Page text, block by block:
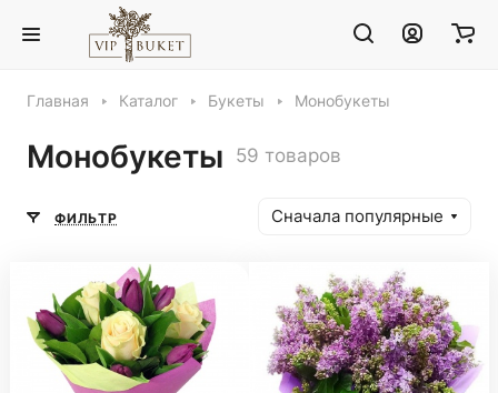
Главная Каталог Букеты Монобукеты
Монобукеты 59 товаров
ФИЛЬТР Сначала популярные